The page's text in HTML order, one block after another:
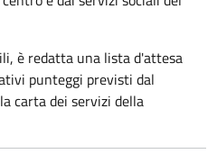
è redatta una lista d'attesa
punteggi previsti dal
carta dei servizi della